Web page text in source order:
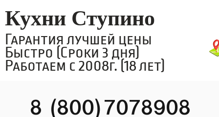
Кухни Ступино
Гарантия лучшей цены
Быстро (Сроки 3 дня)
Работаем с 2008г. (18 лет)
8 (800)7078908